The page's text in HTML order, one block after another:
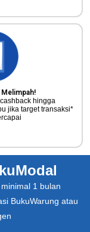
hingga
jika target transaksi*
1 bulan
BukuWarung atau